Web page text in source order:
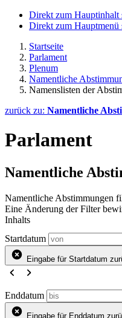
Direkt zum Hauptinhalt
Direkt zum Hauptmenü
Startseite
Parlament
Plenum
Namentliche
Namenslisten der
zurück zu: Namentliche
Parlament
Namentliche
Namentliche Abstimmungen
Eine Änderung der Filter
Inhalts
Startdatum
Eingabe für Startdatum
Enddatum
Eingabe für Enddatum